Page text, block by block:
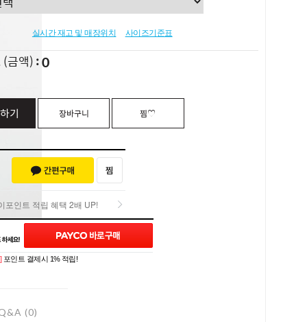
실시간 재고 및 매장위치 사이즈기준표
(금액) 0
기 장바구니 찜♡
포인트 적립 혜택 2배 UP!
포인트 적립 혜택 2배 UP!
포인트 결제시 1% 적립!
(0)